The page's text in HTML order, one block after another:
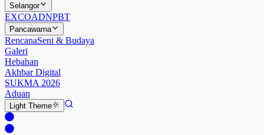
Selangor
EXCOADNPBT
Pancawarna
RencanaSeni & Budaya
Galeri
Hebahan
Akhbar Digital
SUKMA 2026
Aduan
Light Theme